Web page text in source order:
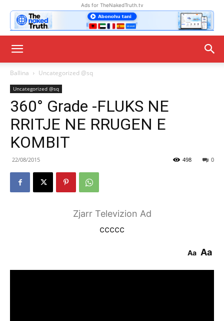
Ads for TheNakedTruth.tv
Ballina Uncategorized @sq
Uncategorized @sq
360° Grade -FLUKS NE
RRITJE NE RRUGEN E
KOMBIT
22/08/2015 0
498
Zjarr Televizion Ad
ccccc
Aa Aa